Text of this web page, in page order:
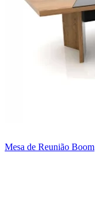
Mesa de Reunião Boom